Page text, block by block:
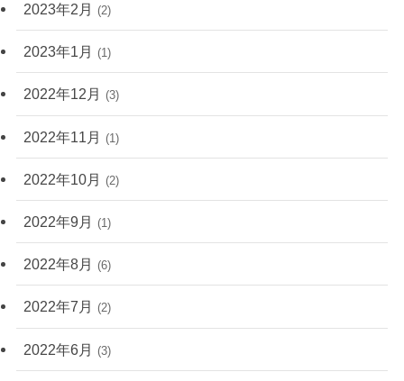
2023年2月 (2)
2023年1月 (1)
2022年12月 (3)
2022年11月 (1)
2022年10月 (2)
2022年9月 (1)
2022年8月 (6)
2022年7月 (2)
2022年6月 (3)